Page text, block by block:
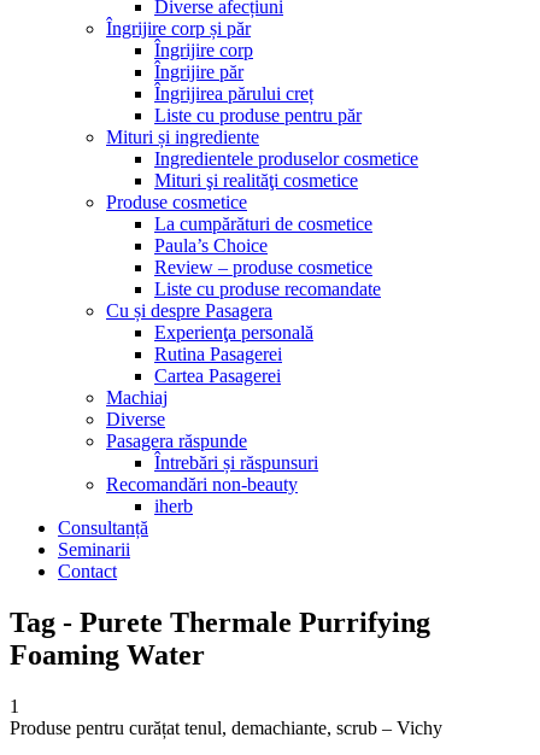
Diverse afecțiuni
Îngrijire corp și păr
Îngrijire corp
Îngrijire păr
Îngrijirea părului creț
Liste cu produse pentru păr
Mituri și ingrediente
Ingredientele produselor cosmetice
Mituri şi realităţi cosmetice
Produse cosmetice
La cumpărături de cosmetice
Paula’s Choice
Review – produse cosmetice
Liste cu produse recomandate
Cu și despre Pasagera
Experienţa personală
Rutina Pasagerei
Cartea Pasagerei
Machiaj
Diverse
Pasagera răspunde
Întrebări și răspunsuri
Recomandări non-beauty
iherb
Consultanță
Seminarii
Contact
Tag - Purete Thermale Purrifying
Foaming Water
1
Produse pentru curățat tenul, demachiante, scrub – Vichy